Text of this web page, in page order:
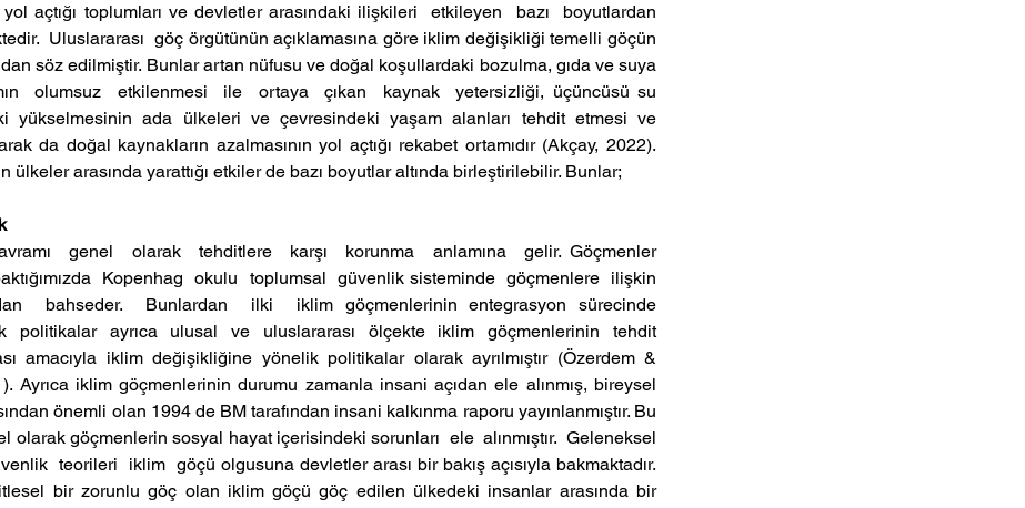
yol açtığı toplumları ve devletler arasındaki ilişkileri  etkileyen  bazı  boyutlardan
Uluslararası  göç örgütünün açıklamasına göre iklim değişikliği temelli göçün
söz edilmiştir. Bunlar artan nüfusu ve doğal koşullardaki bozulma, gıda ve suya
olumsuz  etkilenmesi  ile  ortaya  çıkan  kaynak  yetersizliği, üçüncüsü su
yükselmesinin ada ülkeleri ve çevresindeki yaşam alanları tehdit etmesi ve
da doğal kaynakların azalmasının yol açtığı rekabet ortamıdır (Akçay, 2022).
ülkeler arasında yarattığı etkiler de bazı boyutlar altında birleştirilebilir. Bunlar;
genel  olarak  tehditlere  karşı  korunma  anlamına  gelir. Göçmenler
Kopenhag  okulu  toplumsal  güvenlik sisteminde  göçmenlere  ilişkin
bahseder.  Bunlardan  ilki  iklim göçmenlerinin entegrasyon sürecinde
politikalar ayrıca ulusal ve uluslararası ölçekte iklim göçmenlerinin tehdit
amacıyla iklim değişikliğine yönelik politikalar olarak ayrılmıştır (Özerdem &
Ayrıca iklim göçmenlerinin durumu zamanla insani açıdan ele alınmış, bireysel
önemli olan 1994 de BM tarafından insani kalkınma raporu yayınlanmıştır. Bu
olarak göçmenlerin sosyal hayat içerisindeki sorunları  ele  alınmıştır.  Geleneksel
teorileri  iklim  göçü olgusuna devletler arası bir bakış açısıyla bakmaktadır.
bir zorunlu göç olan iklim göçü göç edilen ülkedeki insanlar arasında bir